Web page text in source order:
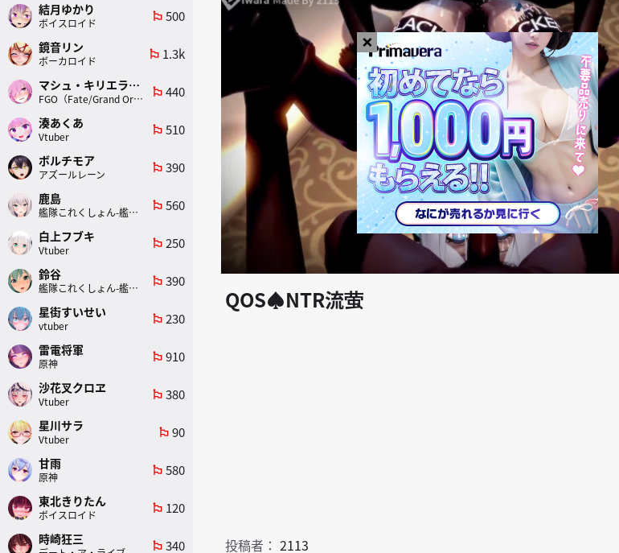
play_arrow
×
QOS♠NTR流萤
投稿者： 2113
結月ゆかり
ボイスロイド
emoji_flags 500
鏡音リン
ボーカロイド
emoji_flags 1.3k
マシュ・キリエライト
FGO（Fate/Grand Order）
emoji_flags 440
湊あくあ
Vtuber
emoji_flags 510
ボルチモア
アズールレーン
emoji_flags 390
鹿島
艦隊これくしょん-艦これ-
emoji_flags 560
白上フブキ
Vtuber
emoji_flags 250
鈴谷
艦隊これくしょん-艦これ-
emoji_flags 390
星街すいせい
vtuber
emoji_flags 230
雷電将軍
原神
emoji_flags 910
沙花叉クロヱ
Vtuber
emoji_flags 380
星川サラ
Vtuber
emoji_flags 90
甘雨
原神
emoji_flags 580
東北きりたん
ボイスロイド
emoji_flags 120
時崎狂三 emoji_flags 340